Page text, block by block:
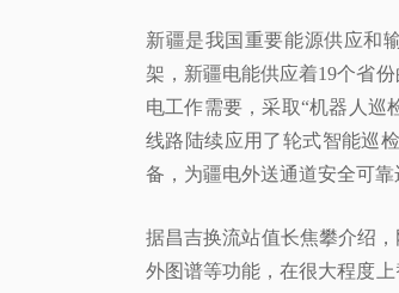
新疆是我国重要能源供应和
架，新疆电能供应着19个省
电工作需要，采取“机器人巡
线路陆续应用了轮式智能巡
备，为疆电外送通道安全可靠
据昌吉换流站值长焦攀介绍
外图谱等功能，在很大程度